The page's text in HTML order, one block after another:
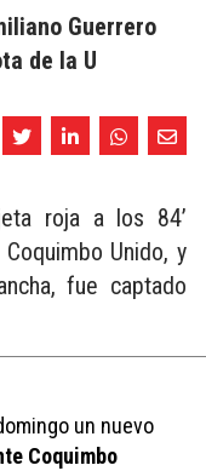
Guerrero
de la U
roja a los 84’
Unido, y
fue captado
un nuevo
Coquimbo